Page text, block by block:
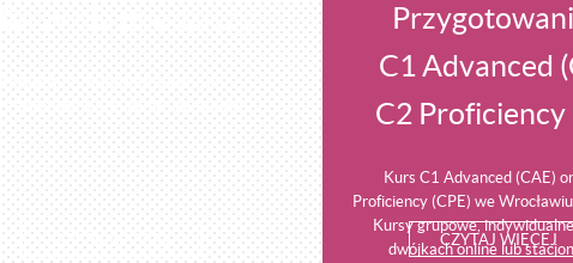
C1 Advanced
C2 Proficiency
Kurs C1 Advanced (CAE)
Proficiency (CPE) we
Kursy grupowe,
dwójkach online lub
CZYTAJ WIĘCEJ